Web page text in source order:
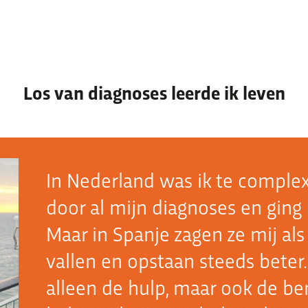
Thema’s & verhalen
Ervaringsverhalen
Los van diagnoses leerde ik leven
In Nederland was ik te
door al mijn diagnoses en
Maar in Spanje zagen ze mij
vallen en opstaan steeds
alleen de hulp, maar ook de